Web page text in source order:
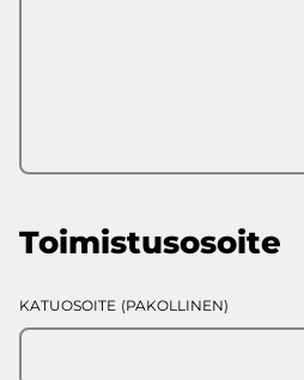
Toimistusosoite
KATUOSOITE (PAKOLLINEN)